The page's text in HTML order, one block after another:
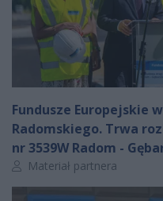
Fundusze Europejskie
Radomskiego. Trwa
nr 3539W Radom -
Autor artykułu:
Materiał partnera